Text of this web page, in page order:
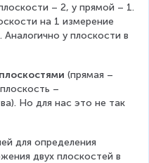
– 2, у прямой – 1.
на 1 измерение
у плоскости в
(прямая –
–
Но для нас это не так
для определения
двух плоскостей в